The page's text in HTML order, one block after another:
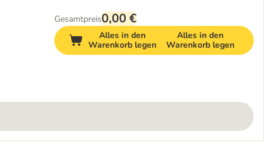
Gesamtpreis0,00 €
Alles in den
Warenkorb legen
Alles in den
Warenkorb legen